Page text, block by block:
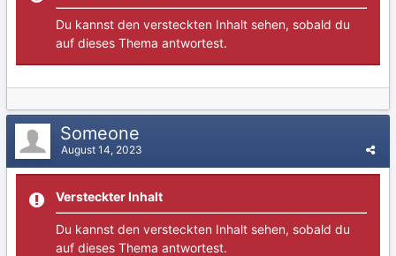
Du kannst den versteckten Inhalt sehen, sobald du
auf dieses Thema antwortest.
Someone
August 14, 2023
Versteckter Inhalt
Du kannst den versteckten Inhalt sehen, sobald du
auf dieses Thema antwortest.